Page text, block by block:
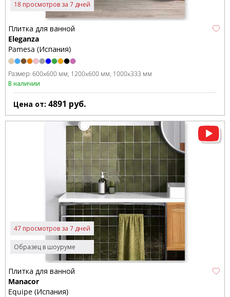
18 просмотров за 7 дней
Плитка для ванной
Eleganza
Pamesa (Испания)
Размер: 600x600 мм 1200x600 мм 1000x333 мм
В наличии
Цена от: 4891 руб.
Образец в шоуруме
47 просмотров за 7 дней
Плитка для ванной
Manacor
Equipe (Испания)